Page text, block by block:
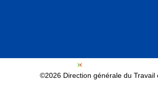
©2026 Direction générale du Travail